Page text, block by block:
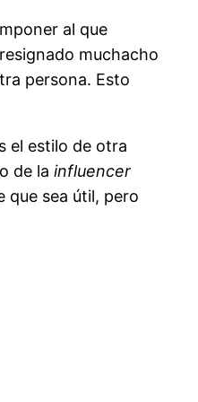
al que
muchacho
persona. Esto
el estilo de otra
de la influencer
que sea útil, pero